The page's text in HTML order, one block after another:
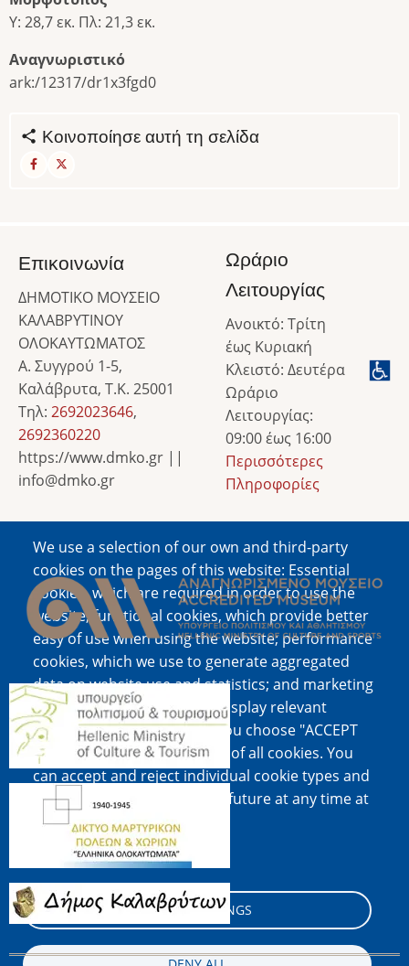
Υ: 28,7 εκ. Πλ: 21,3 εκ.
Αναγνωριστικό
ark:/12317/dr1x3fgd0
Κοινοποίησε αυτή τη σελίδα
We use a selection of our own and third-party
cookies on the pages of this website: Essential
cookies, which are required in order to use the
website; functional cookies, which provide better
easy of use when using the website; performance
cookies, which we use to generate aggregated
data on website use and statistics; and marketing
cookies, which are used to display relevant
content and advertising. If you choose "ACCEPT
ALL", you consent to the use of all cookies. You
can accept and reject individual cookie types and
revoke your consent for the future at any time at
"Settings".
Cookie documentation
COOKIE SETTINGS
Επικοινωνία
ΔΗΜΟΤΙΚΟ ΜΟΥΣΕΙΟ
ΚΑΛΑΒΡΥΤΙΝΟΥ
ΟΛΟΚΑΥΤΩΜΑΤΟΣ
Α. Συγγρού 1-5,
Καλάβρυτα, Τ.Κ. 25001
Τηλ: 2692023646,
2692360220
https://www.dmko.gr ||
info@dmko.gr
Ωράριο
Λειτουργίας
Ανοικτό: Τρίτη
έως Κυριακή
Κλειστό: Δευτέρα
Ωράριο
Λειτουργίας:
09:00 έως 16:00
Περισσότερες
Πληροφορίες
Image
Image
Image
Image